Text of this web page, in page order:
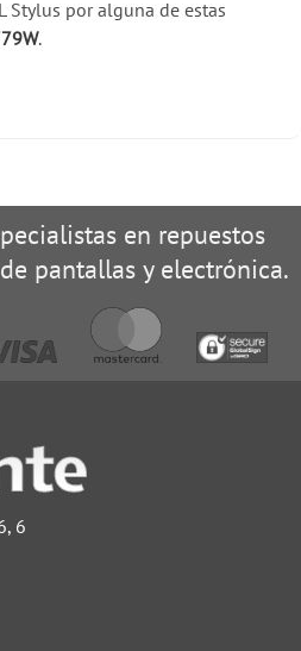
Stylus por alguna de estas
.
en repuestos
pantallas y electrónica.
6